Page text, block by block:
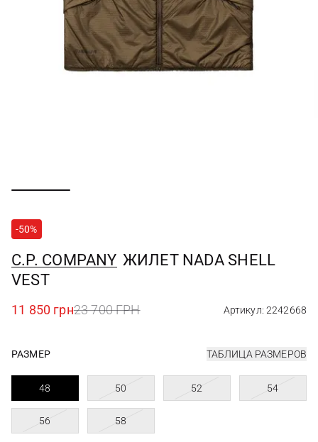
-50%
C.P. COMPANY ЖИЛЕТ NADA SHELL
VEST
11 850 грн23 700 ГРН Артикул: 2242668
РАЗМЕР ТАБЛИЦА РАЗМЕРОВ
48 50 52 54
56 58